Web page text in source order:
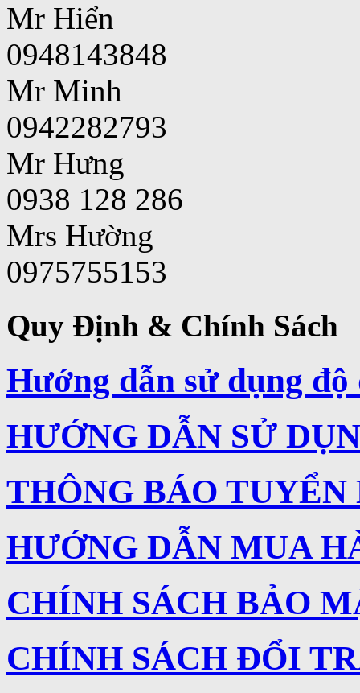
Mr Hiển
0948143848
Mr Minh
0942282793
Mr Hưng
0938 128 286
Mrs Hường
0975755153
Quy Định & Chính Sách
Hướng dẫn sử dụng
HƯỚNG DẪN SỬ
THÔNG BÁO TUYỂN
HƯỚNG DẪN MUA
CHÍNH SÁCH BẢO
CHÍNH SÁCH ĐỔI